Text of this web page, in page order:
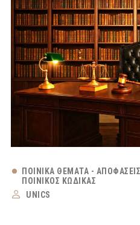
ΠΟΙΝΙΚΆ ΘΈΜΑΤΑ -
ΠΟΙΝΙΚΌΣ ΚΏΔΙΚΑΣ
UNICS